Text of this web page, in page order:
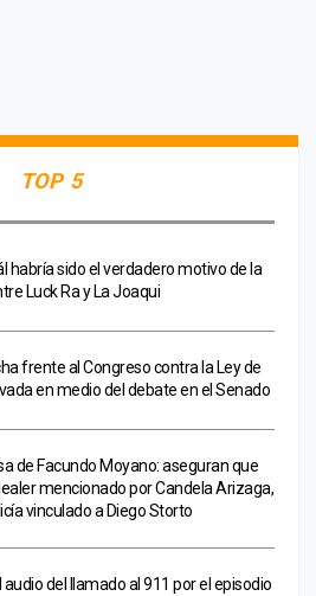
TOP 5
habría sido el verdadero motivo de la
Luck Ra y La Joaqui
frente al Congreso contra la Ley de
en medio del debate en el Senado
de Facundo Moyano: aseguran que
mencionado por Candela Arizaga,
vinculado a Diego Storto
del llamado al 911 por el episodio